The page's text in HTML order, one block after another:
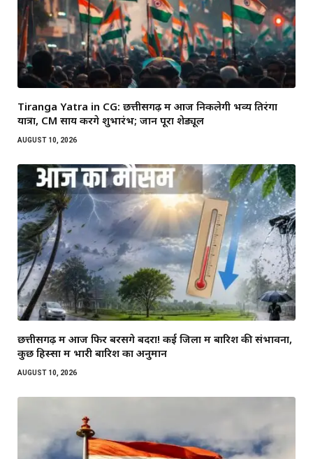
Tiranga Yatra in CG: छत्तीसगढ़ में आज निकलेगी भव्य तिरंगा
यात्रा, CM साय करेंगे शुभारंभ; जानें पूरा शेड्यूल
AUGUST 10, 2026
छत्तीसगढ़ में आज फिर बरसेंगे बदरा! कई जिलों में बारिश की संभावना,
कुछ हिस्सों में भारी बारिश का अनुमान
AUGUST 10, 2026